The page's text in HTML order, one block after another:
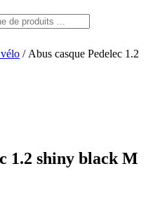
/ Abus casque Pedelec 1.2
1.2 shiny black M